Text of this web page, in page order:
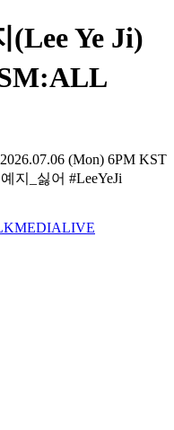
Ye Ji)
(Mon) 6PM KST
지_싫어 #LeeYeJi
MEDIALIVE